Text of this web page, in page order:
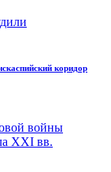
коридор
войны
XXI вв.